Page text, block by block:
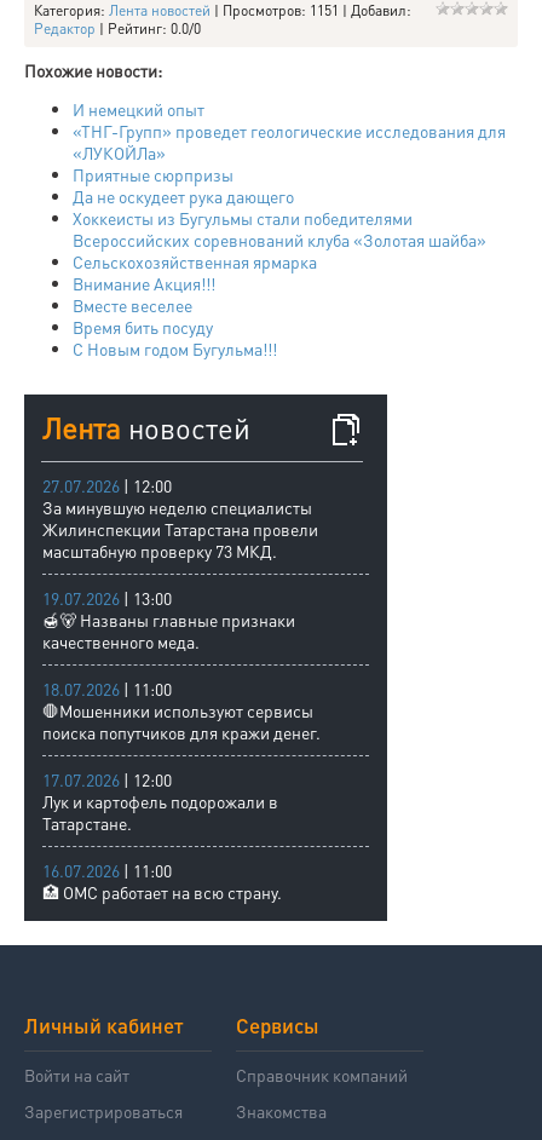
Категория: Лента новостей | Просмотров: 1151 | Добавил:
Редактор | Рейтинг: 0.0/0
Похожие новости:
И немецкий опыт
«ТНГ-Групп» проведет геологические исследования для
«ЛУКОЙЛа»
Приятные сюрпризы
Да не оскудеет рука дающего
Хоккеисты из Бугульмы стали победителями
Всероссийских соревнований клуба «Золотая шайба»
Сельскохозяйственная ярмарка
Внимание Акция!!!
Вместе веселее
Время бить посуду
С Новым годом Бугульма!!!
Лента новостей
27.07.2026 | 12:00
За минувшую неделю специалисты
Жилинспекции Татарстана провели
масштабную проверку 73 МКД.
19.07.2026 | 13:00
🍯🐻 Названы главные признаки
качественного меда.
18.07.2026 | 11:00
🛑Мошенники используют сервисы
поиска попутчиков для кражи денег.
17.07.2026 | 12:00
Лук и картофель подорожали в
Татарстане.
16.07.2026 | 11:00
🏥 ОМС работает на всю страну.
Личный кабинет
Войти на сайт
Зарегистрироваться
Сервисы
Справочник компаний
Знакомства